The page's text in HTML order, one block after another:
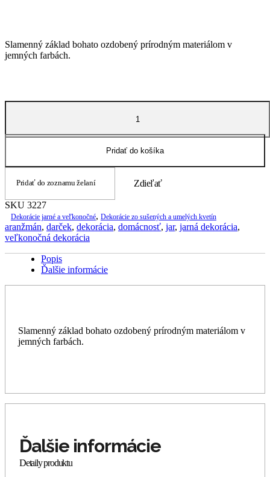
Slamenný základ bohato ozdobený prírodným materiálom v
jemných farbách.
množstvo
3227
Pridať do košíka
Pridať do zoznamu želaní Zdieľať
SKU 3227
Dekorácie jarné a veľkonočné, Dekorácie zo sušených a umelých kvetín
aranžmán, darček, dekorácia, domácnosť, jar, jarná dekorácia,
veľkonočná dekorácia
Popis
Ďalšie informácie
Slamenný základ bohato ozdobený prírodným materiálom v
jemných farbách.